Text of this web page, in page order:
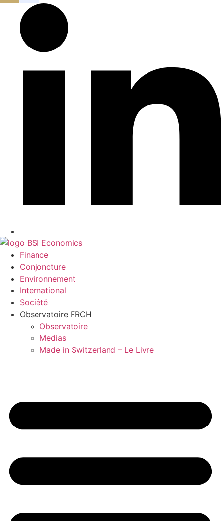
Finance
Conjoncture
Environnement
International
Société
Observatoire FRCH
Observatoire
Medias
Made in Switzerland – Le Livre